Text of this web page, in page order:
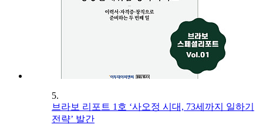
5.
브라보 리포트 1호 ‘사오정 시대, 73세까지 일하기
전략’ 발간